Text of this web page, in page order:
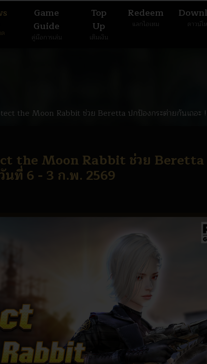
Game
Guide
คู่มือการเล่น
Top
Up
เติมเงิน
Redeem
แลกไอเทม ดาวน์โ
the Moon Rabbit ช่วย Beretta ปกป้องกระต่ายกันเถอะ
the Moon Rabbit ช่วย Beretta
นที่ 6 - 3 ก.พ. 2569